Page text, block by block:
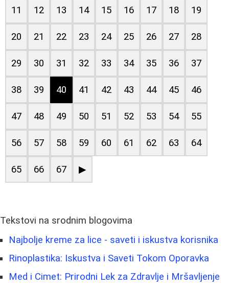
11 12 13 14 15 16 17 18 19
20 21 22 23 24 25 26 27 28
29 30 31 32 33 34 35 36 37
38 39 40 41 42 43 44 45 46
47 48 49 50 51 52 53 54 55
56 57 58 59 60 61 62 63 64
65 66 67 ▶
Tekstovi na srodnim blogovima
Najbolje kreme za lice - saveti i iskustva korisnika
Rinoplastika: Iskustva i Saveti Tokom Oporavka
Med i Cimet: Prirodni Lek za Zdravlje i Mršavljenje